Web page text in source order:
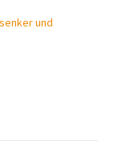
und